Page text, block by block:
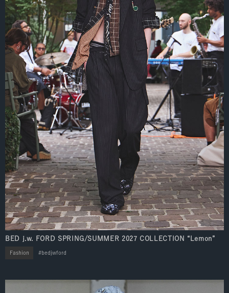
BED j.w. FORD SPRING/SUMMER 2027 COLLECTION “Lemon”
Fashion bedjwford